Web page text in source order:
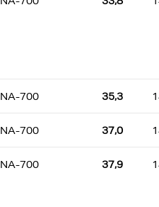
NA-700 35,3
NA-700 37,0
NA-700 37,9